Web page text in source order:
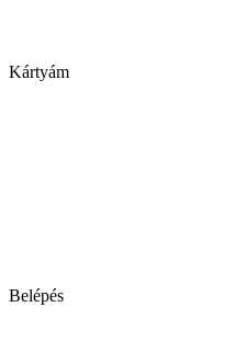
Kártyám
Belépés